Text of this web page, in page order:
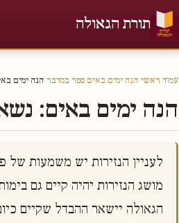
תורת הגאולה
עמוד ראשי›הנה ימים באים ספר במדבר›הנה ימים
הנה ימים באים׃